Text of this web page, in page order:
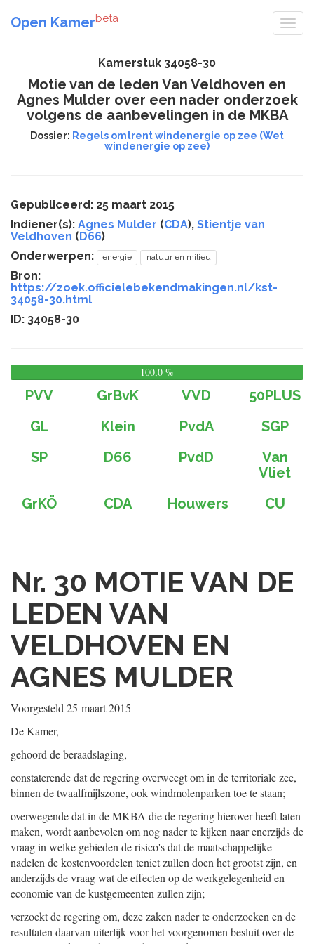
Open Kamerbeta
Kamerstuk 34058-30
Motie van de leden Van Veldhoven en
Agnes Mulder over een nader onderzoek
volgens de aanbevelingen in de MKBA
Dossier: Regels omtrent windenergie op zee (Wet
windenergie op zee)
Gepubliceerd: 25 maart 2015
Indiener(s): Agnes Mulder (CDA), Stientje van
Veldhoven (D66)
Onderwerpen:
energie natuur en milieu
Bron:
https://zoek.officielebekendmakingen.nl/kst-
34058-30.html
ID: 34058-30
100,0 %
PVV GrBvK VVD
50PLUS
GL
Klein PvdA
SGP
SP
D66 PvdD
Van
Vliet
GrKÖ
CDA Houwers CU
Nr. 30 MOTIE VAN DE
LEDEN VAN
VELDHOVEN EN
AGNES MULDER
Voorgesteld 25 maart 2015
De Kamer,
gehoord de beraadslaging,
constaterende dat de regering overweegt om in de territoriale zee,
binnen de twaalfmijlszone, ook windmolenparken toe te staan;
overwegende dat in de MKBA die de regering hierover heeft laten
maken, wordt aanbevolen om nog nader te kijken naar enerzijds de
vraag in welke gebieden de risico's dat de maatschappelijke
nadelen de kostenvoordelen teniet zullen doen het grootst zijn, en
anderzijds de vraag wat de effecten op de werkgelegenheid en
economie van de kustgemeenten zullen zijn;
verzoekt de regering om, deze zaken nader te onderzoeken en de
resultaten daarvan uiterlijk voor het voorgenomen besluit over de